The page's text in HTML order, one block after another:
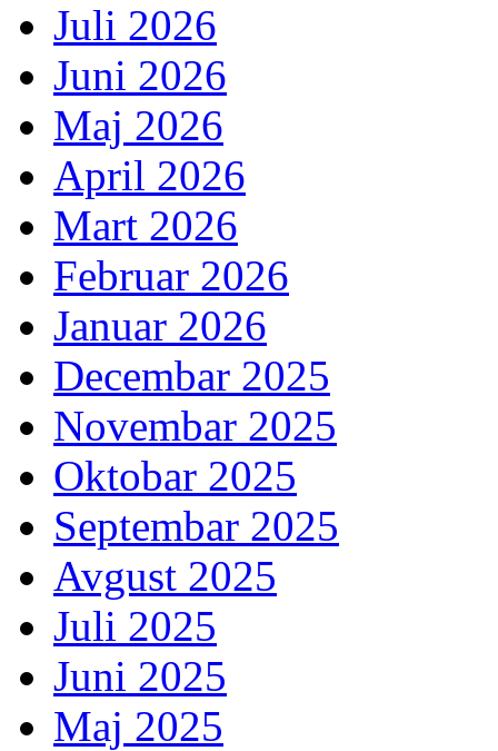
Juli 2026
Juni 2026
Maj 2026
April 2026
Mart 2026
Februar 2026
Januar 2026
Decembar 2025
Novembar 2025
Oktobar 2025
Septembar 2025
Avgust 2025
Juli 2025
Juni 2025
Maj 2025